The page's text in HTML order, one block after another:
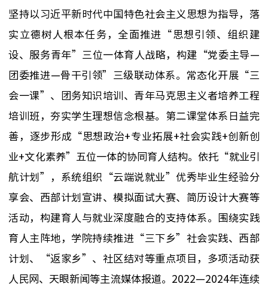
坚持以习近平新时代中国特色社会主义思想为指导，落
实立德树人根本任务，全面推进“思想引领、组织建
设、服务青年”三位一体育人战略，构建“党委主导—
团委推进—骨干引领”三级联动体系。 常态化开展“三
会一课”、团务知识培训、青年马克思主义者培养工程
培训班，夯实学生理想信念根基。第二课堂体系日益完
善，逐步形成“思想政治+专业拓展+社会实践+创新创
业+文化素养”五位一体的协同育人结构。依托“就业引
航计划”，系统组织“云端说就业”优秀毕业生经验分
享会、西部计划宣讲、模拟面试大赛、简历设计大赛等
活动，构建育人与就业深度融合的支持体系。围绕实践
育人主阵地， 学院持续推进“三下乡”社会实践、西部
计划、“返家乡”、社区结对等重点项目，多项活动获
人民网、天眼新闻等主流媒体报道。 2022—2024年连续